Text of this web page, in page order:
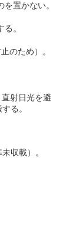
置かない。
。
のため）。
射日光を避
る。
収載）。